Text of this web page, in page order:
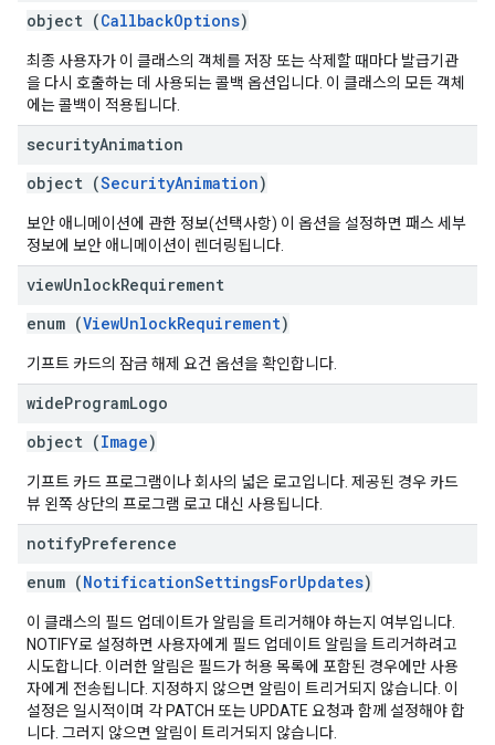
object (CallbackOptions)
최종 사용자가 이 클래스의 객체를 저장 또는 삭제할 때마다 발급기관
을 다시 호출하는 데 사용되는 콜백 옵션입니다. 이 클래스의 모든 객체
에는 콜백이 적용됩니다.
securityAnimation
object (SecurityAnimation)
보안 애니메이션에 관한 정보(선택사항) 이 옵션을 설정하면 패스 세부
정보에 보안 애니메이션이 렌더링됩니다.
viewUnlockRequirement
enum (ViewUnlockRequirement)
기프트 카드의 잠금 해제 요건 옵션을 확인합니다.
wideProgramLogo
object (Image)
기프트 카드 프로그램이나 회사의 넓은 로고입니다. 제공된 경우 카드
뷰 왼쪽 상단의 프로그램 로고 대신 사용됩니다.
notifyPreference
enum (NotificationSettingsForUpdates)
이 클래스의 필드 업데이트가 알림을 트리거해야 하는지 여부입니다.
NOTIFY로 설정하면 사용자에게 필드 업데이트 알림을 트리거하려고
시도합니다. 이러한 알림은 필드가 허용 목록에 포함된 경우에만 사용
자에게 전송됩니다. 지정하지 않으면 알림이 트리거되지 않습니다. 이
설정은 일시적이며 각 PATCH 또는 UPDATE 요청과 함께 설정해야 합
니다. 그러지 않으면 알림이 트리거되지 않습니다.